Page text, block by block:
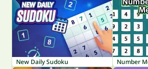
New Daily Sudoku Number